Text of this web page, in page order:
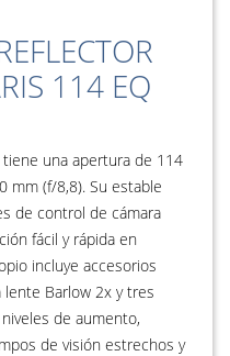
114 EQ
una apertura de 114
mm (f/8,8). Su estable
de control de cámara
fácil y rápida en
incluye accesorios
Barlow 2x y tres
de aumento,
de visión estrechos y